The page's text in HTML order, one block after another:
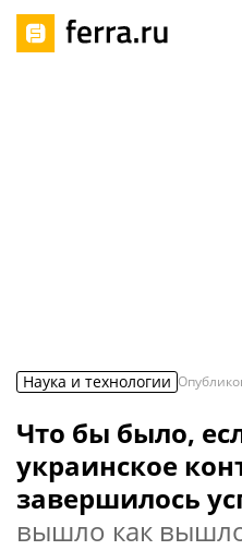
Наука и технологии
Что бы было,
украинское
завершилось
вышло как